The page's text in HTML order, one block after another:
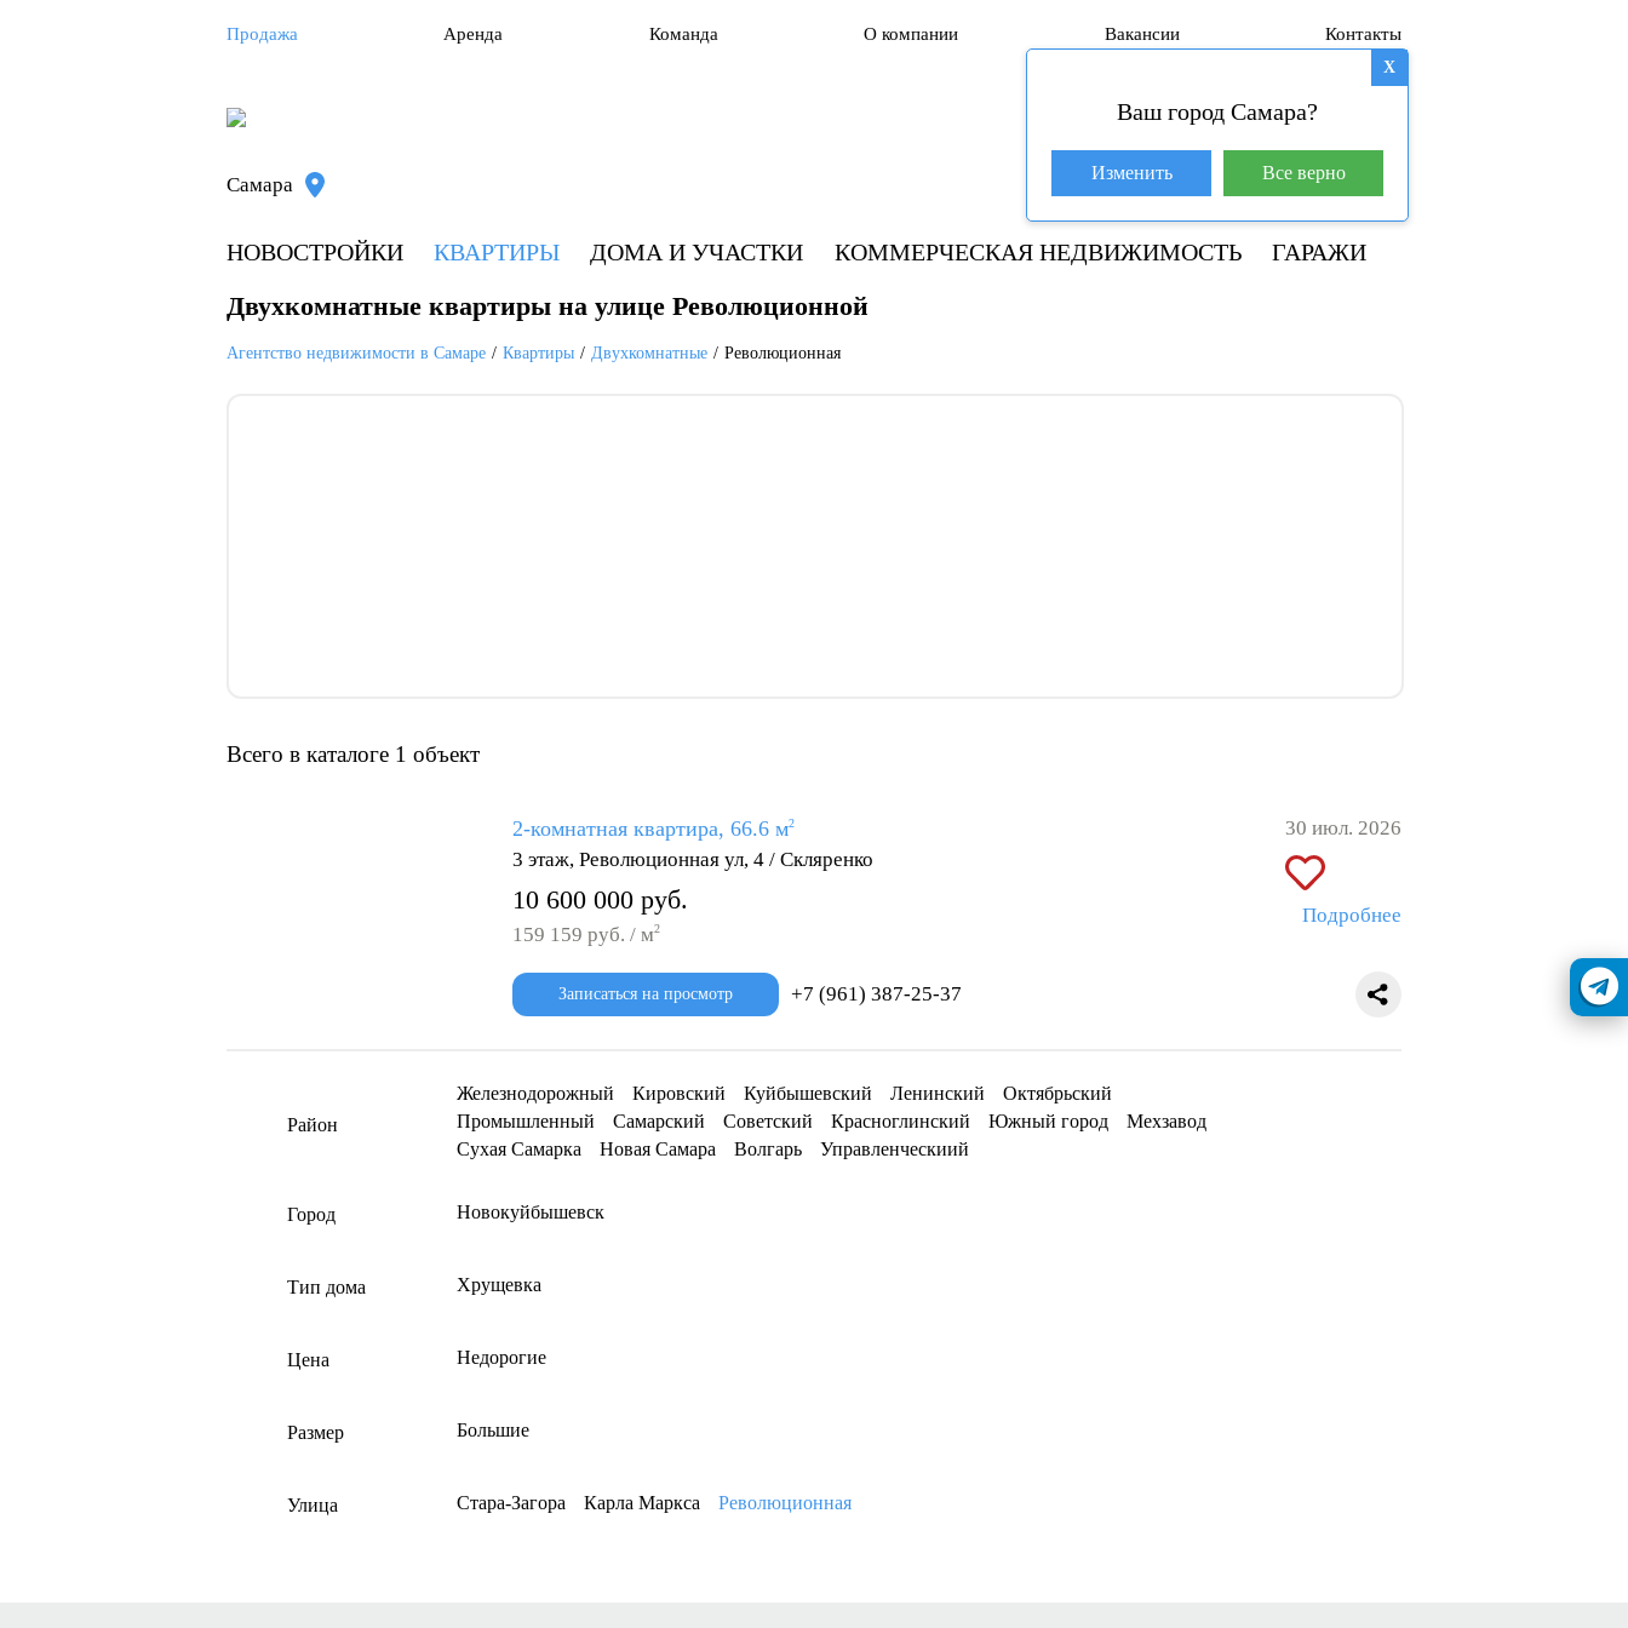
Продажа Аренда Команда О компании Вакансии Контакты
База покупателей (600)
Самара 8 800 250-04-53
НОВОСТРОЙКИ КВАРТИРЫ ДОМА И УЧАСТКИ КОММЕРЧЕСКАЯ НЕДВИЖИМОСТЬ ГАРАЖИ
X
Ваш город Самара?
Изменить Все верно
Двухкомнатные квартиры на улице Революционной
Агентство недвижимости в Самаре Квартиры Двухкомнатные Революционная
Всего в каталоге 1 объект
2-комнатная квартира, 66.6 м2
3 этаж, Революционная ул, 4 / Скляренко
30 июл. 2026
10 600 000 руб.
159 159 руб. / м2
Подробнее
Записаться на просмотр +7 (961) 387-25-37
Район
Железнодорожный Кировский Куйбышевский Ленинский
Октябрьский
Промышленный
Самарский Советский Красноглинский Южный город
Мехзавод
Сухая Самарка
Новая Самара Волгарь Управленческиий
Город Новокуйбышевск
Тип дома Хрущевка
Цена Недорогие
Размер Большие
Улица Стара-Загора Карла Маркса Революционная